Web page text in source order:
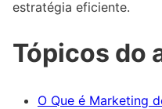
estratégia eficiente.
Tópicos do
O Que é Marketing